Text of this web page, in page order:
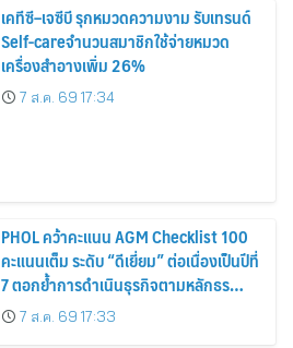
เคทีซี–เจซีบี รุกหมวดความงาม รับเทรนด์
Self-careจำนวนสมาชิกใช้จ่ายหมวด
เครื่องสำอางเพิ่ม 26%
7 ส.ค. 69 17:34
PHOL คว้าคะแนน AGM Checklist 100
คะแนนเต็ม ระดับ “ดีเยี่ยม” ต่อเนื่องเป็นปีที่
7 ตอกย้ำการดำเนินธุรกิจตามหลักธร
รมาภิบาล โปร่งใส สร้างความเชื่อมั่นผู้ถือ
หุ้น
7 ส.ค. 69 17:33